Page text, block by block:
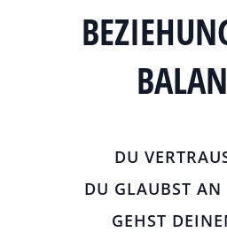
DU
DU GLAUBST
GEHST